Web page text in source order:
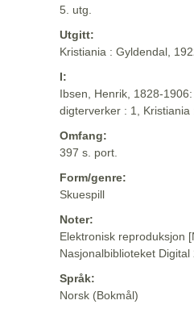
5. utg.
Utgitt:
Kristiania : Gyldendal,
I:
Ibsen, Henrik, 1828-
digterverker : 1, Kristiania
Omfang:
397 s. port.
Form/genre:
Skuespill
Noter:
Elektronisk reproduksjon
Nasjonalbiblioteket Digital
Språk:
Norsk (Bokmål)